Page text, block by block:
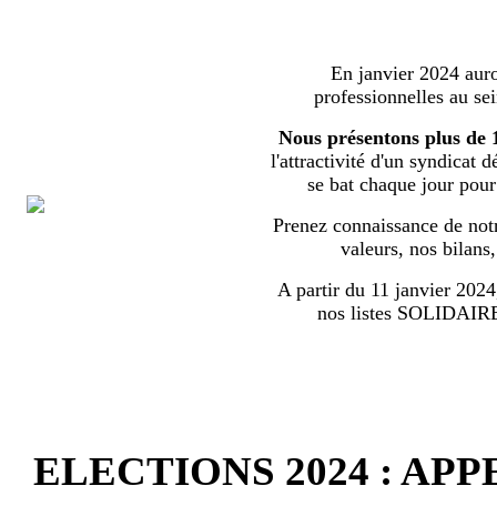
En janvier 2024
professionnelles au
Nous présentons plus de
l'attractivité d'un syndicat
se bat chaque jour
Prenez connaissance de
valeurs, nos
A partir du 11 janvier
nos listes
ELECTIONS 2024 :